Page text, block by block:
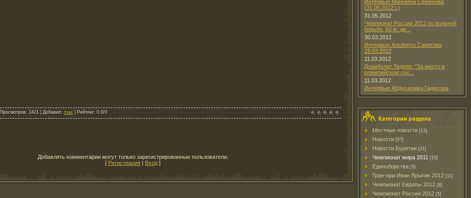
Просмотров: 1421 | Добавил: max Рейтинг: 0.0/0
Добавлять комментарии могут только зарегистрированные пользователи.
[ Регистрация | Вход ]
Интервью Мингияна Семёнова
(31.05.2012 г.)
31.05.2012
Чемпионат России 2012 по вольной
борьбе. 60 кг. дв...
30.03.2012
Интервью Альберта Саритова
29.03.2012
11.03.2012
Дзамболат Тедеев: "За место в
олимпийском сос...
11.03.2012
Интервью Абдусалама Гадисова
Категории раздела
Местные новости [13]
Новости [57]
Новости Бурятии [21]
Чемпионат мира 2011 [15]
Единоборства [5]
Гран-при Иван Ярыгин 2012 [11]
Чемпионат Европы 2012 [8]
Чемпионат России 2012 [5]